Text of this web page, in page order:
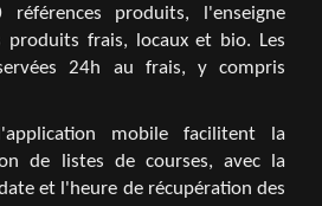
produits, l'enseigne
produits frais, locaux et bio. Les
24h au frais, y compris
mobile facilitent la
de listes de courses, avec la
et l'heure de récupération des